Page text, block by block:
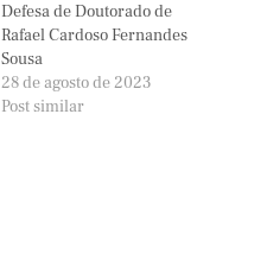
Defesa de Doutorado de
Rafael Cardoso Fernandes
Sousa
28 de agosto de 2023
Post similar